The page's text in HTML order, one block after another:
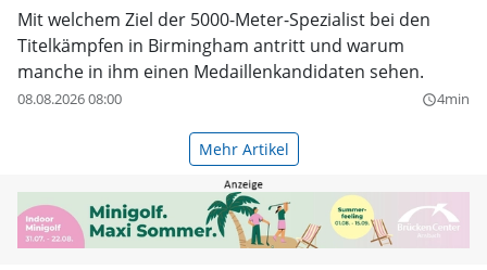
Mit welchem Ziel der 5000-Meter-Spezialist bei den
Titelkämpfen in Birmingham antritt und warum
manche in ihm einen Medaillenkandidaten sehen.
08.08.2026 08:00 query_builder4min
Mehr Artikel